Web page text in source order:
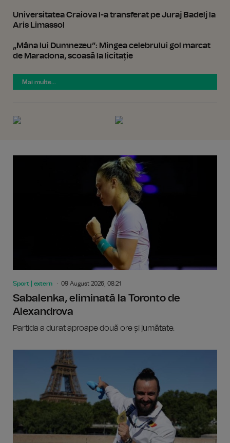
Universitatea Craiova l-a transferat pe Juraj Badelj la
Aris Limassol
„Mâna lui Dumnezeu”: Mingea celebrului gol marcat
de Maradona, scoasă la licitație
Mai multe...
Sport | extern 09 August 2026, 08:21
Sabalenka, eliminată la Toronto de
Alexandrova
Partida a durat aproape două ore și jumătate.